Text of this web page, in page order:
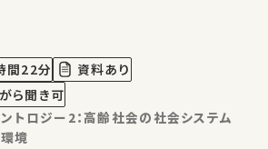
間22分
資料あり
ら聞き可
トロジー2：高齢社会の社会システム
境